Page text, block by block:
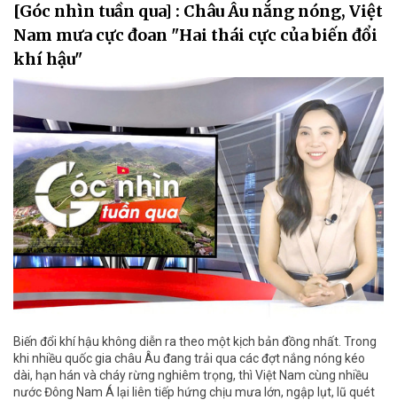
[Góc nhìn tuần qua] : Châu Âu nắng nóng, Việt
Nam mưa cực đoan "Hai thái cực của biến đổi
khí hậu"
Biến đổi khí hậu không diễn ra theo một kịch bản đồng nhất. Trong
khi nhiều quốc gia châu Âu đang trải qua các đợt nắng nóng kéo
dài, hạn hán và cháy rừng nghiêm trọng, thì Việt Nam cùng nhiều
nước Đông Nam Á lại liên tiếp hứng chịu mưa lớn, ngập lụt, lũ quét